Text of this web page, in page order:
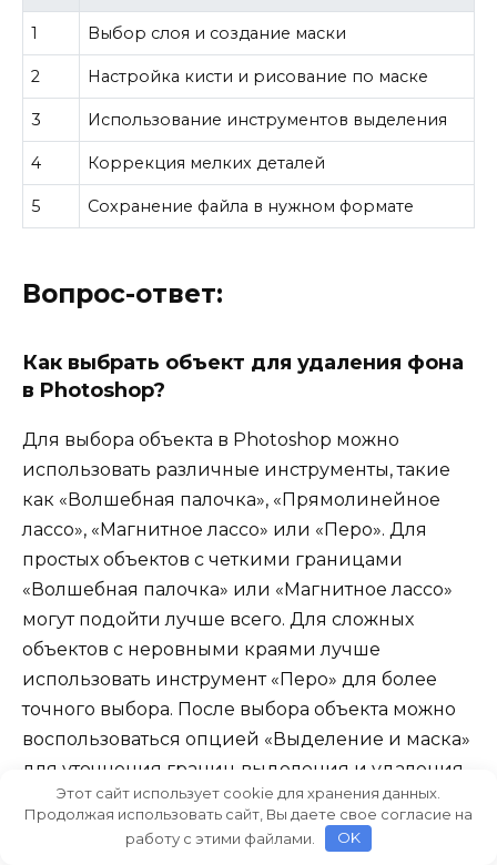
1 Выбор слоя и создание маски
2 Настройка кисти и рисование по маске
3 Использование инструментов выделения
4 Коррекция мелких деталей
5 Сохранение файла в нужном формате
Вопрос-ответ:
Как выбрать объект для удаления фона
в Photoshop?
Для выбора объекта в Photoshop можно
использовать различные инструменты, такие
как «Волшебная палочка», «Прямолинейное
лассо», «Магнитное лассо» или «Перо». Для
простых объектов с четкими границами
«Волшебная палочка» или «Магнитное лассо»
могут подойти лучше всего. Для сложных
объектов с неровными краями лучше
использовать инструмент «Перо» для более
точного выбора. После выбора объекта можно
воспользоваться опцией «Выделение и маска»
для уточнения границ выделения и удаления
фона.Этот сайт использует cookie для хранения данных.
Продолжая использовать сайт, Вы даете свое согласие на
работу с этими файлами.
OK